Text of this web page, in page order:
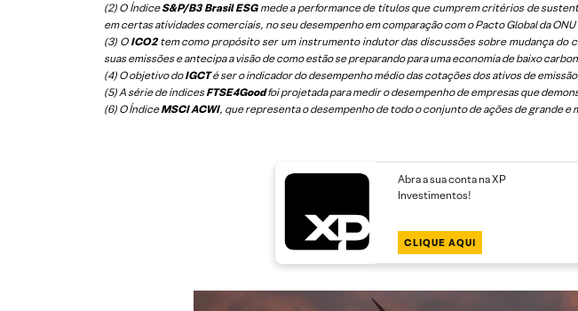
(2) O ÍndiceS&P/B3 Brasil ESGmede a performance de títulos que cumprem critérios de
em certas atividades comerciais, no seu desempenho em comparação com o Pacto Global da ONU
(3) O ICO2tem como propósito ser um instrumento indutor das discussões sobre mudança do
suas emissões e antecipa a visão de como estão se preparando para uma economia de baixo
(4) O objetivo doIGCTé ser o indicador do desempenho médio das cotações dos ativos de
(5)A série de índicesFTSE4Goodfoi projetada para medir o desempenho de empresas que
(6) O ÍndiceMSCI ACWI, que representa o desempenho de todo o conjunto de ações de grande
Abra a sua conta na XP
Investimentos!
CLIQUE AQUI